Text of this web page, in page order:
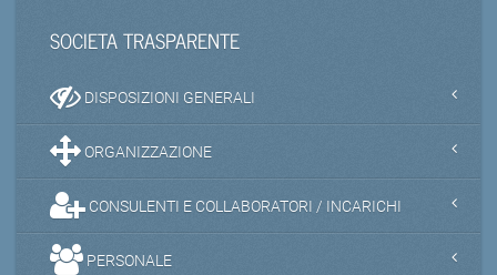
SOCIETA TRASPARENTE
DISPOSIZIONI GENERALI
ORGANIZZAZIONE
CONSULENTI E COLLABORATORI / INCARICHI
PERSONALE